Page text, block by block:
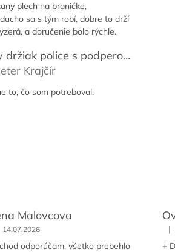
plech na braničke,
sa s tým robí, dobre to drží
a doručenie bolo rýchle.
Biely držiak police s podperou 14-59 cm [2ks]
produktu je 5 z 5 hviezdičiek.
Krajčír
to, čo som potreboval.
Malovcova
14.07.2026
odporúčam, všetko prebehlo
|
+